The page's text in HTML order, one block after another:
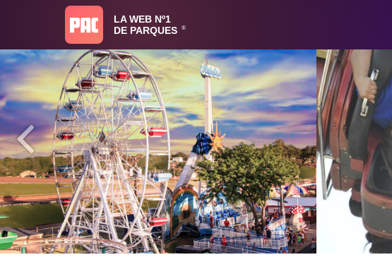
LA WEB Nº1
DE PARQUES
®